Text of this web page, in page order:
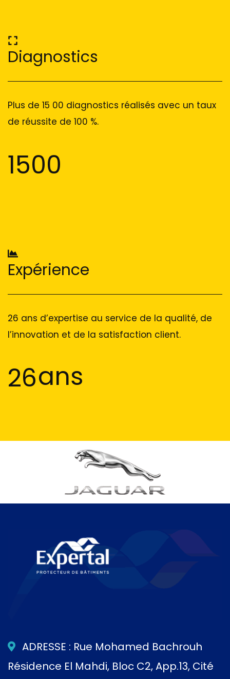
Diagnostics
Plus de 15 00 diagnostics réalisés avec un taux
de réussite de 100 %.
1500
Expérience
26 ans d’expertise au service de la qualité, de
l’innovation et de la satisfaction client.
26ans
ADRESSE : Rue Mohamed Bachrouh
Résidence El Mahdi, Bloc C2, App.13, Cité